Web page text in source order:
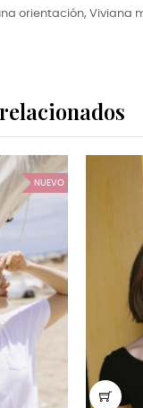
orientación, Viviana